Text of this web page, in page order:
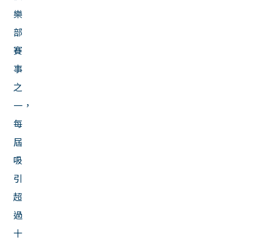
樂
部
賽
事
之
一，
每
屆
吸
引
超
過
十